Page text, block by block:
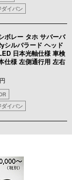
ダイバン
ボレー タホ サバーバ
シルバラード ヘッド
日本光軸仕様 車検
仕様 左側通行用 左右
円
ダイバン